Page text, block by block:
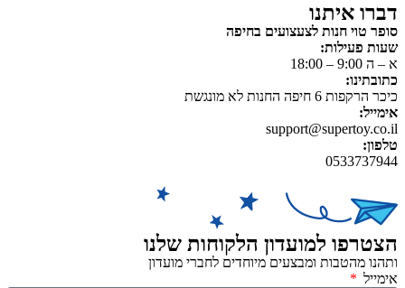
דברו איתנו
סופר טוי חנות לצעצועים בחיפה
שעות פעילות:
א – ה 9:00 – 18:00
כתובתינו:
כיכר הרקפות 6 חיפה החנות לא מונגשת
אימייל:
support@supertoy.co.il
טלפון:
0533737944
הצטרפו למועדון הלקוחות שלנו
ותהנו מהטבות ומבצעים מיוחדים לחברי מועדון
אימייל